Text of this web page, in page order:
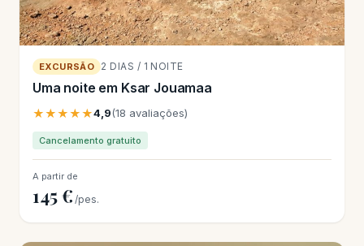
EXCURSÃO 2 DIAS / 1 NOITE
Uma noite em Ksar Jouamaa
★★★★★4,9(18 avaliações)
Cancelamento gratuito
A partir de
145 € /pes.